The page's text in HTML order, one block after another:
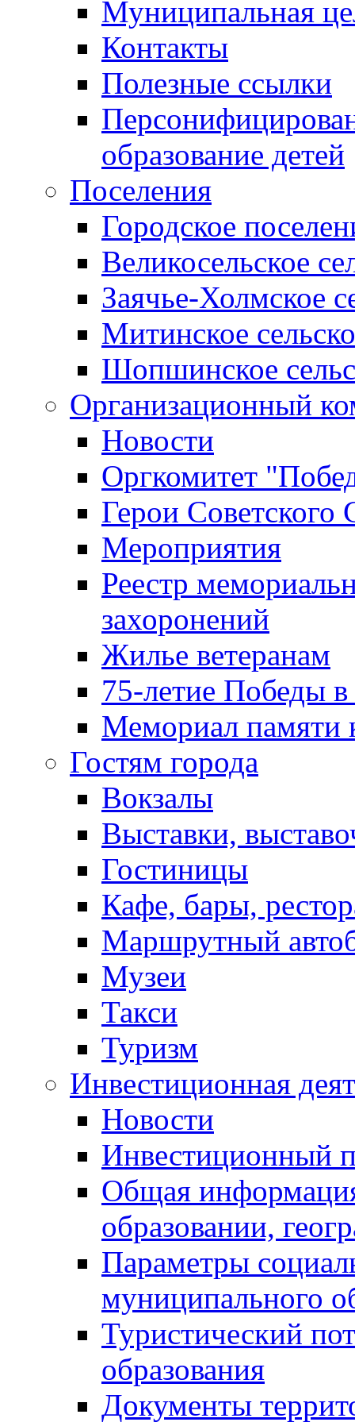
Муниципальная
Контакты
Полезные ссылки
образование детей
Поселения
Городское
Великосельское
Заячье-Холмское
Митинское
Шопшинское
Организационный
Новости
Оргкомитет
Герои Советского
Мероприятия
Реестр
захоронений
Жилье ветеранам
75-летие Победы
Мемориал памяти
Гостям города
Вокзалы
Выставки,
Гостиницы
Кафе, бары,
Маршрутный
Музеи
Такси
Туризм
Инвестиционная
Новости
Инвестиционный
Общая
образовании,
Параметры
муниципального
Туристический
образования
Документы